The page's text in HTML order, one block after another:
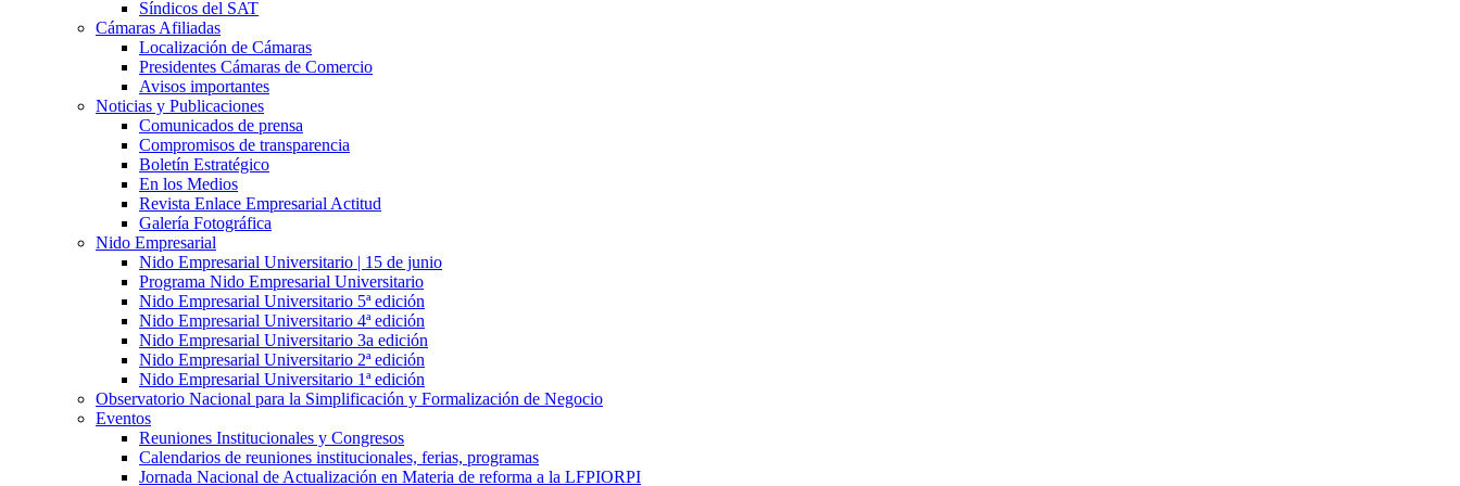
Síndicos del SAT
Cámaras Afiliadas
Localización de Cámaras
Presidentes Cámaras de Comercio
Avisos importantes
Noticias y Publicaciones
Comunicados de prensa
Compromisos de transparencia
Boletín Estratégico
En los Medios
Revista Enlace Empresarial Actitud
Galería Fotográfica
Nido Empresarial
Nido Empresarial Universitario | 15 de junio
Programa Nido Empresarial Universitario
Nido Empresarial Universitario 5ª edición
Nido Empresarial Universitario 4ª edición
Nido Empresarial Universitario 3a edición
Nido Empresarial Universitario 2ª edición
Nido Empresarial Universitario 1ª edición
Observatorio Nacional para la Simplificación y Formalización de Negocio
Eventos
Reuniones Institucionales y Congresos
Calendarios de reuniones institucionales, ferias, programas
Jornada Nacional de Actualización en Materia de reforma a la LFPIORPI